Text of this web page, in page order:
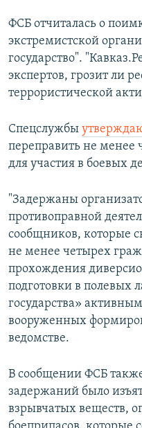
Все сайты РСЕ/РС
ФСБ отчиталась о
экстремистской
государство".
экспертов, грозит ли
террористической
Спецслужбы
переправить не
для участия в боевых
"Задержаны
противоправной
сообщников, которые
не менее четырех
прохождения
подготовки в полевых
государства»
вооруженных
ведомстве.
В сообщении ФСБ также
задержаний было
взрывчатых веществ,